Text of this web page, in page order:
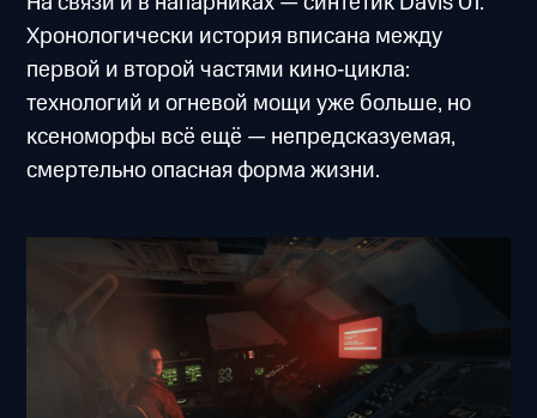
Хронологически история вписана между
первой и второй частями кино‑цикла:
технологий и огневой мощи уже больше, но
ксеноморфы всё ещё — непредсказуемая,
смертельно опасная форма жизни.